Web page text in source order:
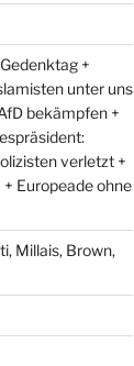
+
unter uns
bekämpfen +
verletzt +
Europeade ohne
Millais, Brown,